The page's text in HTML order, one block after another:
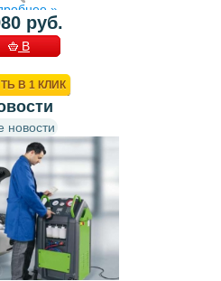
»
руб.
В
В 1 КЛИК
новости